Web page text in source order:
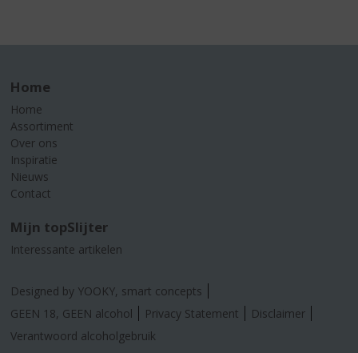
Home
Home
Assortiment
Over ons
Inspiratie
Nieuws
Contact
Mijn topSlijter
Interessante artikelen
Designed by YOOKY, smart concepts
GEEN 18, GEEN alcohol
Privacy Statement
Disclaimer
Verantwoord alcoholgebruik